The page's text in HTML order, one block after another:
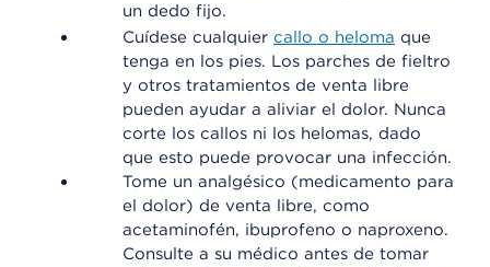
un dedo fijo.
Cuídese cualquier callo o heloma que
tenga en los pies. Los parches de fieltro
y otros tratamientos de venta libre
pueden ayudar a aliviar el dolor. Nunca
corte los callos ni los helomas, dado
que esto puede provocar una infección.
Tome un analgésico (medicamento para
el dolor) de venta libre, como
acetaminofén, ibuprofeno o naproxeno.
Consulte a su médico antes de tomar